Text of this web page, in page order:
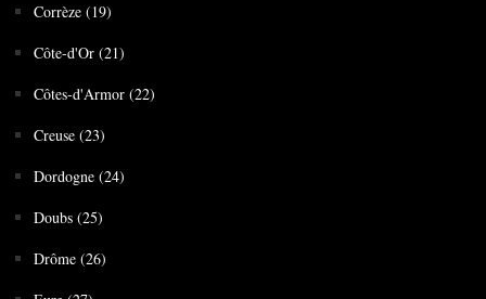
Corrèze (19)
Côte-d'Or (21)
Côtes-d'Armor (22)
Creuse (23)
Dordogne (24)
Doubs (25)
Drôme (26)